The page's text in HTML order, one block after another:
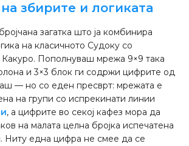
збирите и логиката
загатка што ја комбинира
на класичното Судоку со
Какуро. Пополнуваш мрежа 9×9 така
и 3×3 блок ги содржи цифрите од
— но со еден пресврт: мрежата е
на групи со испрекинати линии
, а цифрите во секој кафез мора да
на малата целна бројка испечатена
Ниту една цифра не смее да се